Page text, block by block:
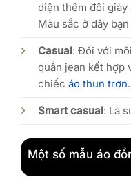
diện thêm đôi giày
Màu sắc ở đây
Casual: Đối với
quần jean kết hợp
chiếc áo thun trơn
Smart casual: Là
Một số mẫu áo